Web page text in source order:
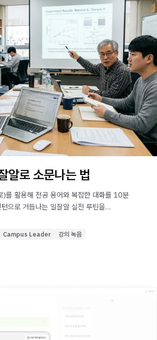
알로 소문나는 법
를 활용해 전공 용어와 복잡한 대화를 10분
으로 거듭나는 일잘알 실전 루틴을
Campus Leader 강의 녹음